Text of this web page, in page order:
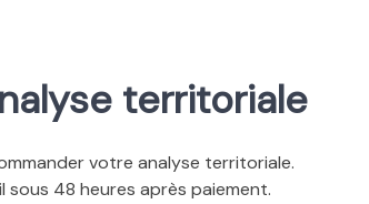
territoriale
votre analyse territoriale.
48 heures après paiement.